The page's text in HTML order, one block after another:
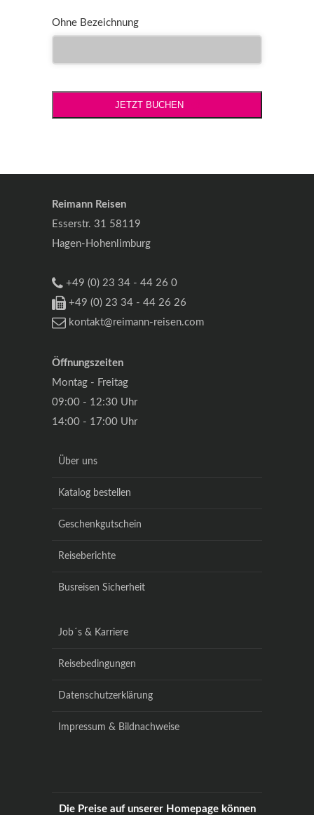
Ohne Bezeichnung
JETZT BUCHEN
Reimann Reisen
Esserstr. 31 58119
Hagen-Hohenlimburg
+49 (0) 23 34 - 44 26 0
+49 (0) 23 34 - 44 26 26
kontakt@reimann-reisen.com
Öffnungszeiten
Montag - Freitag
09:00 - 12:30 Uhr
14:00 - 17:00 Uhr
Über uns
Katalog bestellen
Geschenkgutschein
Reiseberichte
Busreisen Sicherheit
Job´s & Karriere
Reisebedingungen
Datenschutzerklärung
Impressum & Bildnachweise
Die Preise auf unserer Homepage können